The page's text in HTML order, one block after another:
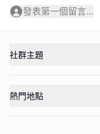
發表第一個留言...
社群主題
熱門地點